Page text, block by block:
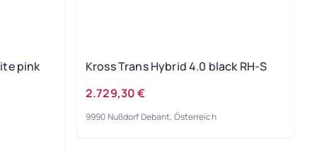
pink
Kross Trans Hybrid 4.0 black RH-S
2.729,30 €
9990 Nußdorf Debant, Österreich